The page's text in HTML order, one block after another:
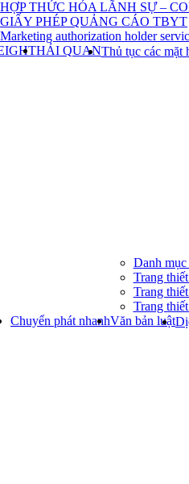
HỢP THỨC HÓA LÃNH SỰ –
GIẤY PHÉP QUẢNG CÁO TBYT
Marketing authorization holder
HẢI QUANThủ tục các mặt
Danh mục
Trang
Trang
Trang
Chuyển phát nhanhVăn bản luật